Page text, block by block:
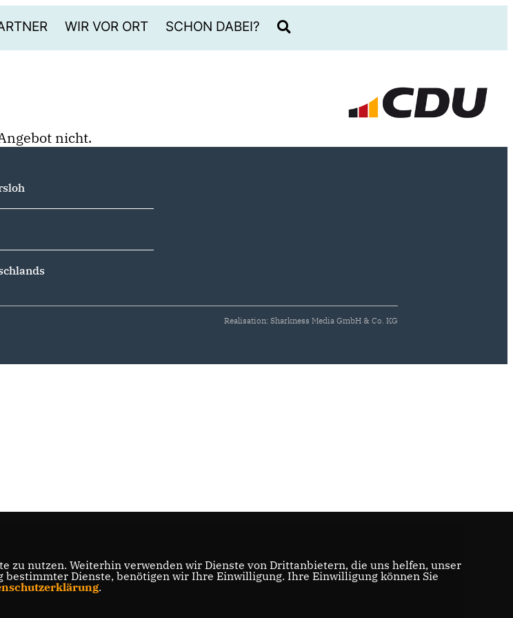
WIR VOR ORT SCHON DABEI?
nicht.
Realisation: Sharkness Media GmbH & Co. KG
zu nutzen. Weiterhin verwenden wir Dienste von Drittanbietern, die uns helfen, unser
bestimmter Dienste, benötigen wir Ihre Einwilligung. Ihre Einwilligung können Sie
.